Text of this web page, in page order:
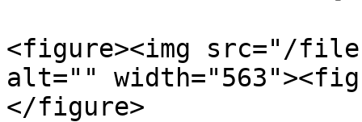
<figure><img src="/files/
alt=""
</figure>